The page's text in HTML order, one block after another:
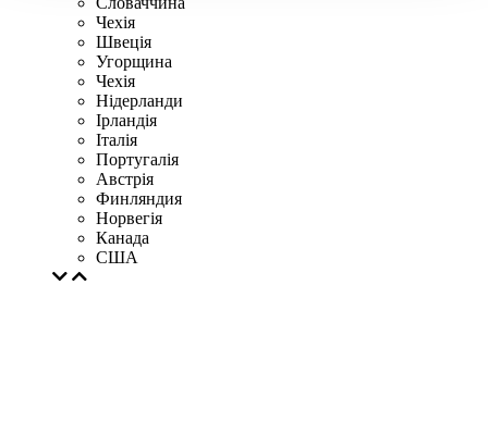
Чехія
Швецiя
Угорщина
Чехія
Нідерланди
Iрландія
Iталiя
Португалія
Австрія
Финляндия
Норвегія
Канада
США